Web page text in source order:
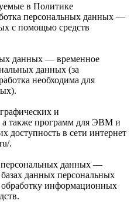
в Политике
персональных данных —
с помощью средств
данных — временное
данных (за
необходима для
и
также программ для ЭВМ и
доступность в сети интернет
.
данных —
данных персональных
информационных